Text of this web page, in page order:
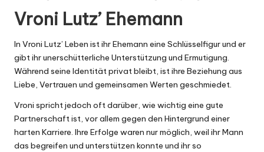
Vroni Lutz’ Ehemann
In Vroni Lutz’ Leben ist ihr Ehemann eine Schlüsselfigur und er
gibt ihr unerschütterliche Unterstützung und Ermutigung.
Während seine Identität privat bleibt, ist ihre Beziehung aus
Liebe, Vertrauen und gemeinsamen Werten geschmiedet.
Vroni spricht jedoch oft darüber, wie wichtig eine gute
Partnerschaft ist, vor allem gegen den Hintergrund einer
harten Karriere. Ihre Erfolge waren nur möglich, weil ihr Mann
das begreifen und unterstützen konnte und ihr so